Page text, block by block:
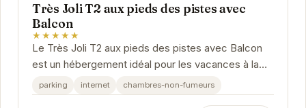
Très Joli T2 aux pieds des pistes avec
Balcon
★★★★★
Le Très Joli T2 aux pieds des pistes avec Balcon
est un hébergement idéal pour les vacances à la
montagne. Son emplacement privilégié offre un...
parking internet chambres-non-fumeurs